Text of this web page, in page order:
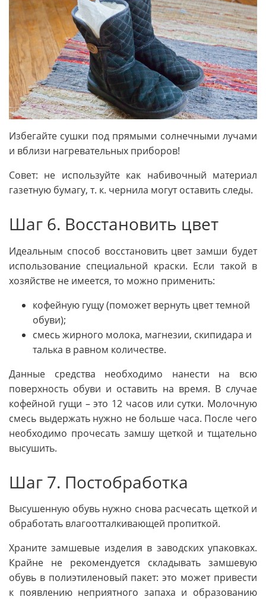
Избегайте сушки под прямыми солнечными лучами
и вблизи нагревательных приборов!
Совет: не используйте как набивочный материал
газетную бумагу, т. к. чернила могут оставить следы.
Шаг 6. Восстановить цвет
Идеальным способ восстановить цвет замши будет
использование специальной краски. Если такой в
хозяйстве не имеется, то можно применить:
кофейную гущу (поможет вернуть цвет темной
обуви);
смесь жирного молока, магнезии, скипидара и
талька в равном количестве.
Данные средства необходимо нанести на всю
поверхность обуви и оставить на время. В случае
кофейной гущи – это 12 часов или сутки. Молочную
смесь выдержать нужно не больше часа. После чего
необходимо прочесать замшу щеткой и тщательно
высушить.
Шаг 7. Постобработка
Высушенную обувь нужно снова расчесать щеткой и
обработать влагоотталкивающей пропиткой.
Храните замшевые изделия в заводских упаковках.
Крайне не рекомендуется складывать замшевую
обувь в полиэтиленовый пакет: это может привести
к появлению неприятного запаха и образованию